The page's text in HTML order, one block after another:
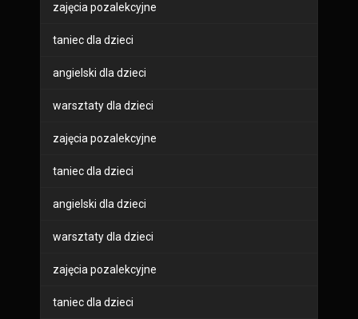
zajęcia pozalekcyjne
taniec dla dzieci
angielski dla dzieci
warsztaty dla dzieci
zajęcia pozalekcyjne
taniec dla dzieci
angielski dla dzieci
warsztaty dla dzieci
zajęcia pozalekcyjne
taniec dla dzieci